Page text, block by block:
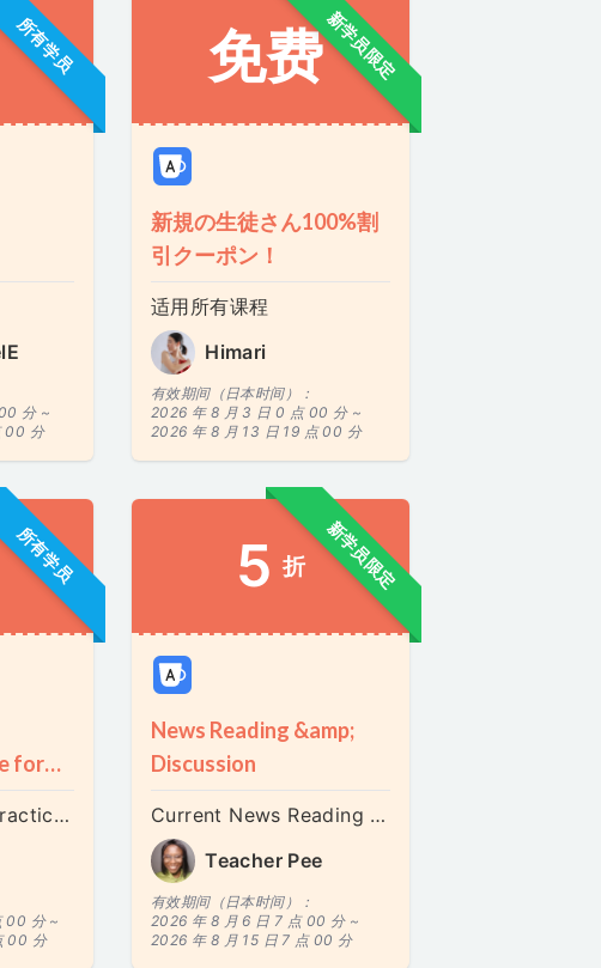
所有学员
分 ~
00 分
新学员限定
免费
新規の生徒さん100%割
引クーポン！
适用所有课程
Himari
有效期间（日本时间）：
2026 年 8 月 3 日 0 点 00 分 ~
2026 年 8 月 13 日 19 点 00 分
所有学员
for
IELTS Speaking Practice (Part 1, 2, 3)
00 分 ~
00 分
新学员限定
5 折
News Reading &amp;
Discussion
Current News Reading for Real English Confidence
Teacher Pee
有效期间（日本时间）：
2026 年 8 月 6 日 7 点 00 分 ~
2026 年 8 月 15 日 7 点 00 分